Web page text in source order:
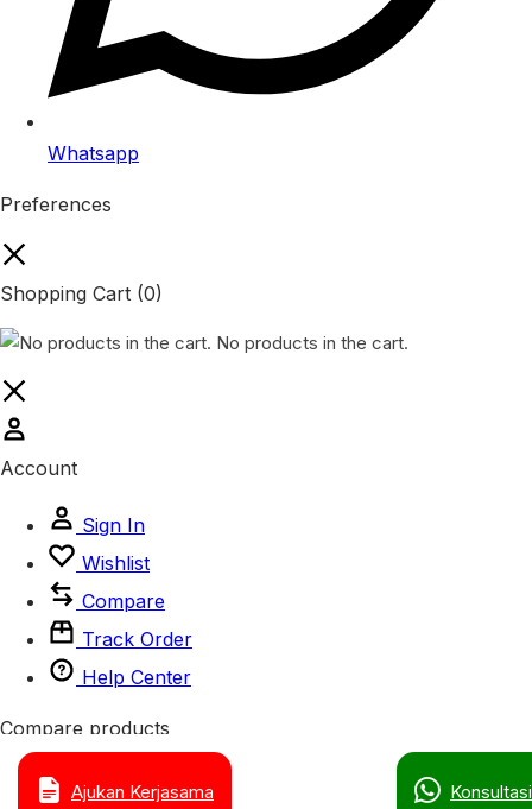
Ajukan Kerjasama Konsultasi
Whatsapp
Preferences
Shopping Cart (0)
No products in the cart.
Account
Sign In
Wishlist
Compare
Track Order
Help Center
Compare products
Close